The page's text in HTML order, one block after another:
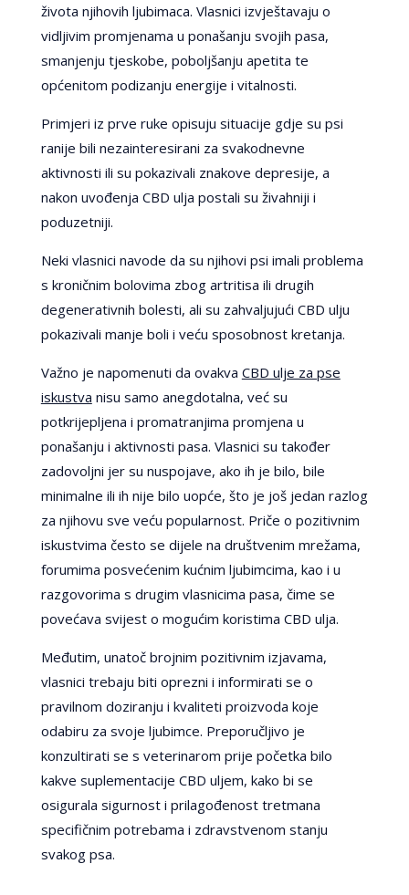
života njihovih ljubimaca. Vlasnici izvještavaju o
vidljivim promjenama u ponašanju svojih pasa,
smanjenju tjeskobe, poboljšanju apetita te
općenitom podizanju energije i vitalnosti.
Primjeri iz prve ruke opisuju situacije gdje su psi
ranije bili nezainteresirani za svakodnevne
aktivnosti ili su pokazivali znakove depresije, a
nakon uvođenja CBD ulja postali su živahniji i
poduzetniji.
Neki vlasnici navode da su njihovi psi imali problema
s kroničnim bolovima zbog artritisa ili drugih
degenerativnih bolesti, ali su zahvaljujući CBD ulju
pokazivali manje boli i veću sposobnost kretanja.
Važno je napomenuti da ovakva CBD ulje za pse
iskustva nisu samo anegdotalna, već su
potkrijepljena i promatranjima promjena u
ponašanju i aktivnosti pasa. Vlasnici su također
zadovoljni jer su nuspojave, ako ih je bilo, bile
minimalne ili ih nije bilo uopće, što je još jedan razlog
za njihovu sve veću popularnost. Priče o pozitivnim
iskustvima često se dijele na društvenim mrežama,
forumima posvećenim kućnim ljubimcima, kao i u
razgovorima s drugim vlasnicima pasa, čime se
povećava svijest o mogućim koristima CBD ulja.
Međutim, unatoč brojnim pozitivnim izjavama,
vlasnici trebaju biti oprezni i informirati se o
pravilnom doziranju i kvaliteti proizvoda koje
odabiru za svoje ljubimce. Preporučljivo je
konzultirati se s veterinarom prije početka bilo
kakve suplementacije CBD uljem, kako bi se
osigurala sigurnost i prilagođenost tretmana
specifičnim potrebama i zdravstvenom stanju
svakog psa.